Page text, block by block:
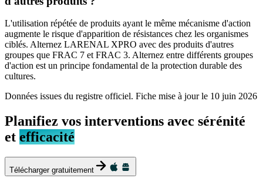
L'utilisation répétée de produits ayant le même mécanisme d'action
augmente le risque d'apparition de résistances chez les organismes
ciblés. Alternez LARENAL XPRO avec des produits d'autres
groupes que FRAC 7 et FRAC 3. Alternez entre différents groupes
d'action est un principe fondamental de la protection durable des
cultures.
Données issues du registre officiel. Fiche mise à jour le 10 juin 2026
Planifiez vos interventions avec sérénité
et efficacité
Télécharger gratuitement